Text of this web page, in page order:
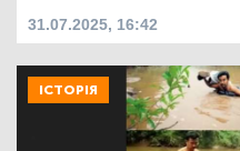
31.07.2025, 16:42
ІСТОРІЯ